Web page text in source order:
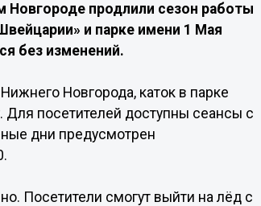
Новгороде продлили сезон работы
и парке имени 1 Мая
без изменений.
Новгорода, каток в парке
посетителей доступны сеансы с
дни предусмотрен
Посетители смогут выйти на лёд с